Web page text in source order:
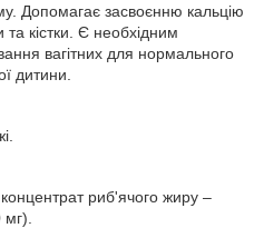
Допомагає засвоєнню кальцію
кістки. Є необхідним
вагітних для нормального
дитини.
риб'ячого жиру –